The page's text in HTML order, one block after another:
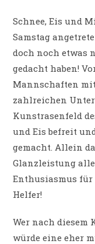
Schnee, Eis und
Samstag
doch noch etwas
gedacht haben!
Mannschaften
zahlreichen
Kunstrasenfeld
und Eis befreit
gemacht. Allein
Glanzleistung
Enthusiasmus für
Helfer!
Wer nach diesem
würde eine eher